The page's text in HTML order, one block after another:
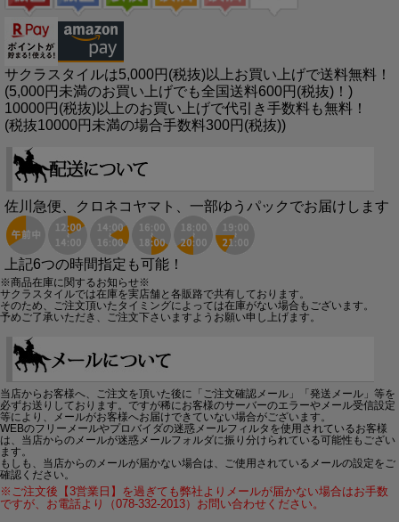
サクラスタイルは5,000円(税抜)以上お買い上げで送料無料！
(5,000円未満のお買い上げでも全国送料600円(税抜)！)
10000円(税抜)以上のお買い上げで代引き手数料も無料！
(税抜10000円未満の場合手数料300円(税抜))
佐川急便、クロネコヤマト、一部ゆうパックでお届けします
上記6つの時間指定も可能！
※商品在庫に関するお知らせ※
サクラスタイルでは在庫を実店舗と各販路で共有しております。
そのため、ご注文頂いたタイミングによっては在庫がない場合もございます。
予めご了承いただき、ご注文下さいますようお願い申し上げます。
当店からお客様へ、ご注文を頂いた後に「ご注文確認メール」「発送メール」等を
必ずお送りしております。ですが稀にお客様のサーバーのエラーやメール受信設定
等により、メールがお客様へお届けできていない場合がございます。
WEBのフリーメールやプロバイダの迷惑メールフィルタを使用されているお客様
は、当店からのメールが迷惑メールフォルダに振り分けられている可能性もござい
ます。
もしも、当店からのメールが届かない場合は、ご使用されているメールの設定をご
確認ください。
※ご注文後【3営業日】を過ぎても弊社よりメールが届かない場合はお手数
ですが、お電話より（078-332-2013）お問い合わせください。